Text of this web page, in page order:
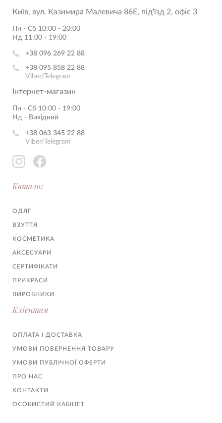
Київ, вул. Казимира Малевича 86Е, під'їзд 2, офіс 3
Пн - Сб 10:00 - 20:00
Нд 11:00 - 19:00
+38 096 269 22 88
+38 095 858 22 88
Viber/Telegram
Інтернет-магазин
Пн - Сб 10:00 - 19:00
Нд - Вихідний
+38 063 345 22 88
Viber/Telegram
Каталог
ОДЯГ
ВЗУТТЯ
КОСМЕТИКА
АКСЕСУАРИ
СЕРТИФІКАТИ
ПРИКРАСИ
ВИРОБНИКИ
Клієнтам
ОПЛАТА І ДОСТАВКА
УМОВИ ПОВЕРНЕННЯ ТОВАРУ
УМОВИ ПУБЛІЧНОЇ ОФЕРТИ
ПРО НАС
КОНТАКТИ
ОСОБИСТИЙ КАБІНЕТ